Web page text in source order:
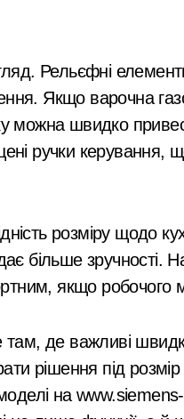
організатора схеми
три нові станції
Рельєфні
Якщо варочна
можна швидко
ручки керування,
розміру щодо
більше зручності.
якщо робочого
де важливі
рішення під
на